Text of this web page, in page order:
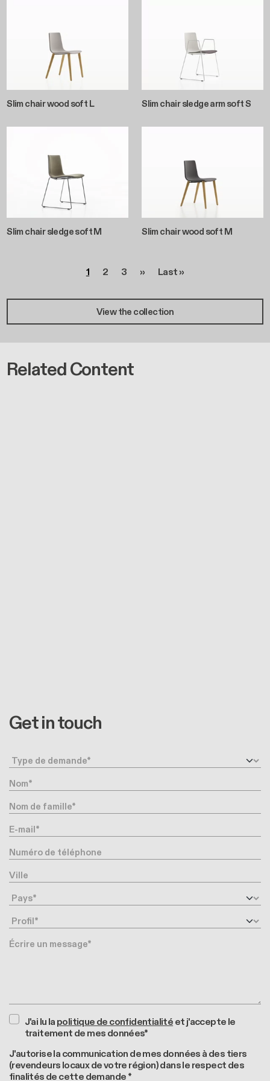
Slim chair wood soft L Slim chair sledge arm soft S
Slim chair sledge soft M Slim chair wood soft M
Page
1 Page
2 Page
3 Page suivante
›› Dernière page
Last »
View the collection
Related Content
Get in touch
Type de demande
Nom
Nom de famille
E-mail
Numéro de téléphone
Ville
Pays
Profil
Message
J'ai lu lapolitique de confidentialitéet j'accepte le
traitement de mes données*
J'autorise la communication de mes données à des tiers
(revendeurs locaux de votre région) dans le respect des
finalités de cette demande *